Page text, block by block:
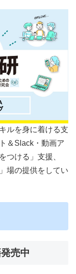
ルを身に着ける支
＆Slack・動画ア
つける」支援、
場の提供をしてい
売中